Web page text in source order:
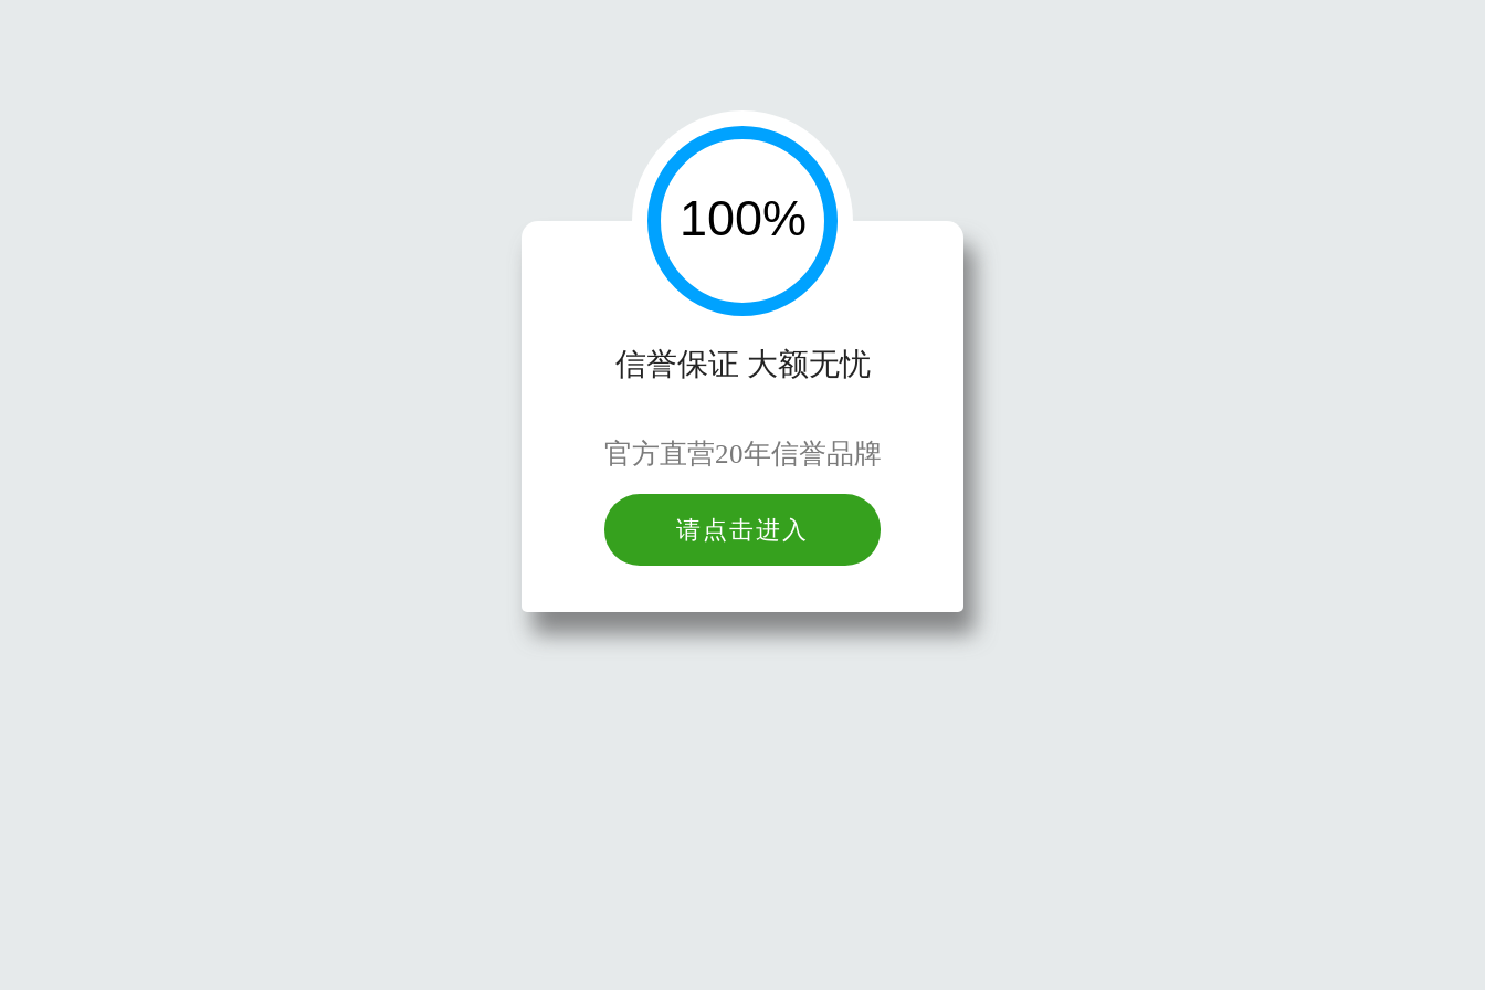
信誉保证 大额无忧
官方直营20年信誉品牌
请点击进入